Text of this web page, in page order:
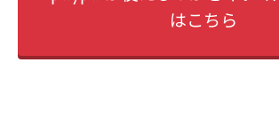
はこちら